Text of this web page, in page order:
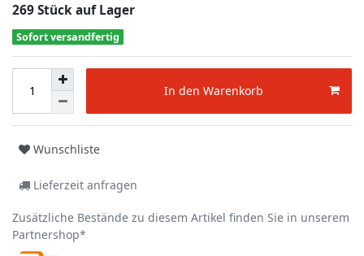
269 Stück auf Lager
Sofort versandfertig
In den Warenkorb
Wunschliste
Lieferzeit anfragen
Zusätzliche Bestände zu diesem Artikel finden Sie in unserem
Partnershop*